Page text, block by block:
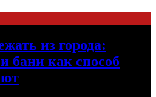
из города:
бани как способ